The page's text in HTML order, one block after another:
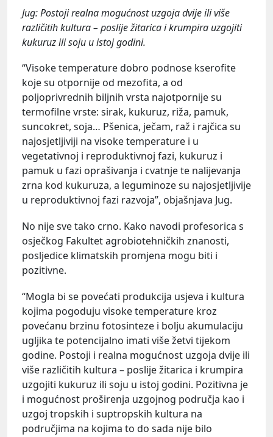
Jug: Postoji realna mogućnost uzgoja dvije ili više
različitih kultura – poslije žitarica i krumpira uzgojiti
kukuruz ili soju u istoj godini.
“Visoke temperature dobro podnose kserofite
koje su otpornije od mezofita, a od
poljoprivrednih biljnih vrsta najotpornije su
termofilne vrste: sirak, kukuruz, riža, pamuk,
suncokret, soja… Pšenica, ječam, raž i rajčica su
najosjetljiviji na visoke temperature i u
vegetativnoj i reproduktivnoj fazi, kukuruz i
pamuk u fazi oprašivanja i cvatnje te nalijevanja
zrna kod kukuruza, a leguminoze su najosjetljivije
u reproduktivnoj fazi razvoja”, objašnjava Jug.
No nije sve tako crno. Kako navodi profesorica s
osječkog Fakultet agrobiotehničkih znanosti,
posljedice klimatskih promjena mogu biti i
pozitivne.
“Mogla bi se povećati produkcija usjeva i kultura
kojima pogoduju visoke temperature kroz
povećanu brzinu fotosinteze i bolju akumulaciju
ugljika te potencijalno imati više žetvi tijekom
godine. Postoji i realna mogućnost uzgoja dvije ili
više različitih kultura – poslije žitarica i krumpira
uzgojiti kukuruz ili soju u istoj godini. Pozitivna je
i mogućnost proširenja uzgojnog područja kao i
uzgoj tropskih i suptropskih kultura na
područjima na kojima to do sada nije bilo